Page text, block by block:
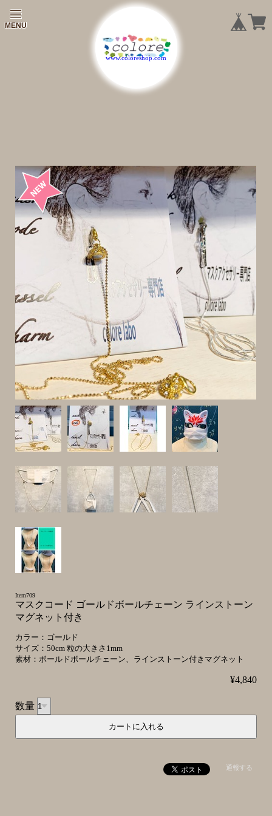
|
|
|
Item709
マスクコード ゴールドボールチェーン ラインストーン
マグネット付き
カラー：ゴールド
サイズ：50cm 粒の大きさ1mm
素材：ボールドボールチェーン、ラインストーン付きマグネット
¥4,840
数量
通報する